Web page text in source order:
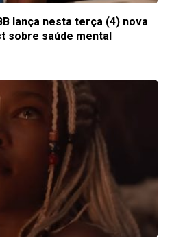
lança nesta terça (4) nova
sobre saúde mental